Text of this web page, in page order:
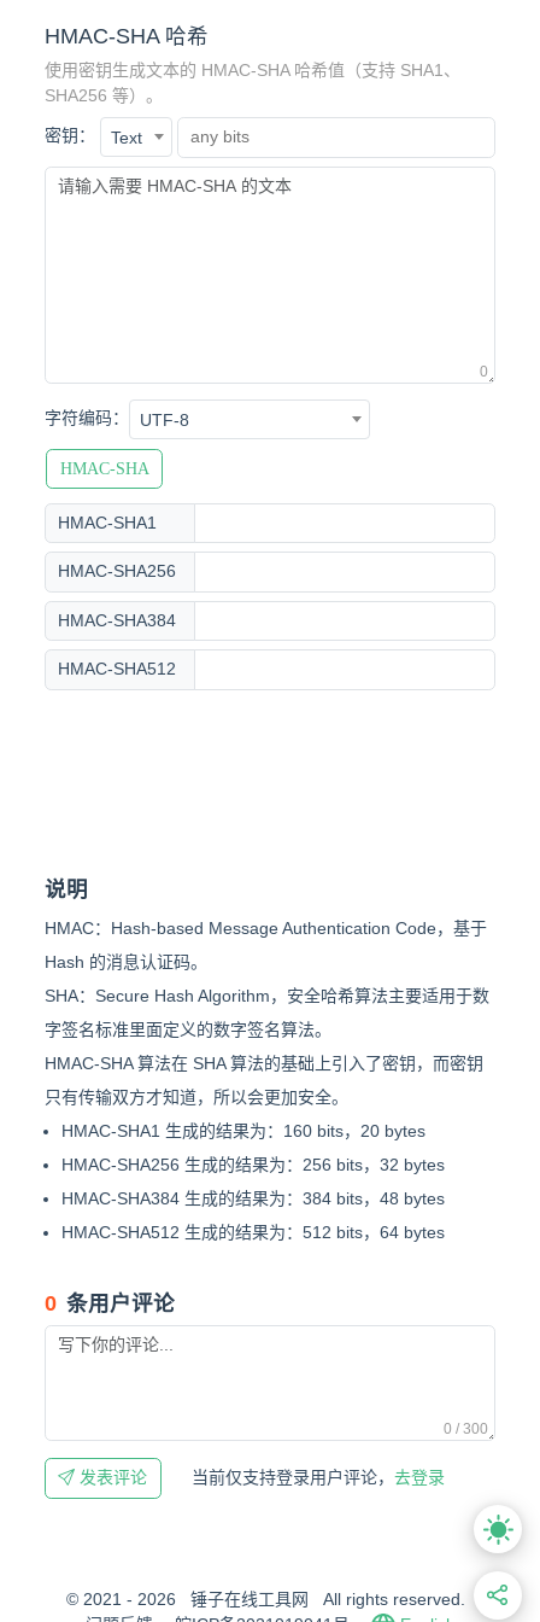
HMAC-SHA 哈希
使用密钥生成文本的 HMAC-SHA 哈希值（支持 SHA1、
SHA256 等）。
密钥： Text
0
字符编码： UTF-8
HMAC-SHA
HMAC-SHA1
HMAC-SHA256
HMAC-SHA384
HMAC-SHA512
说明
HMAC：Hash-based Message Authentication Code，基于
Hash 的消息认证码。
SHA：Secure Hash Algorithm，安全哈希算法主要适用于数
字签名标准里面定义的数字签名算法。
HMAC-SHA 算法在 SHA 算法的基础上引入了密钥，而密钥
只有传输双方才知道，所以会更加安全。
HMAC-SHA1 生成的结果为：160 bits，20 bytes
HMAC-SHA256 生成的结果为：256 bits，32 bytes
HMAC-SHA384 生成的结果为：384 bits，48 bytes
HMAC-SHA512 生成的结果为：512 bits，64 bytes
0 条用户评论
0 / 300
发表评论 当前仅支持登录用户评论， 去登录
© 2021 - 2026 锤子在线工具网
All rights reserved.